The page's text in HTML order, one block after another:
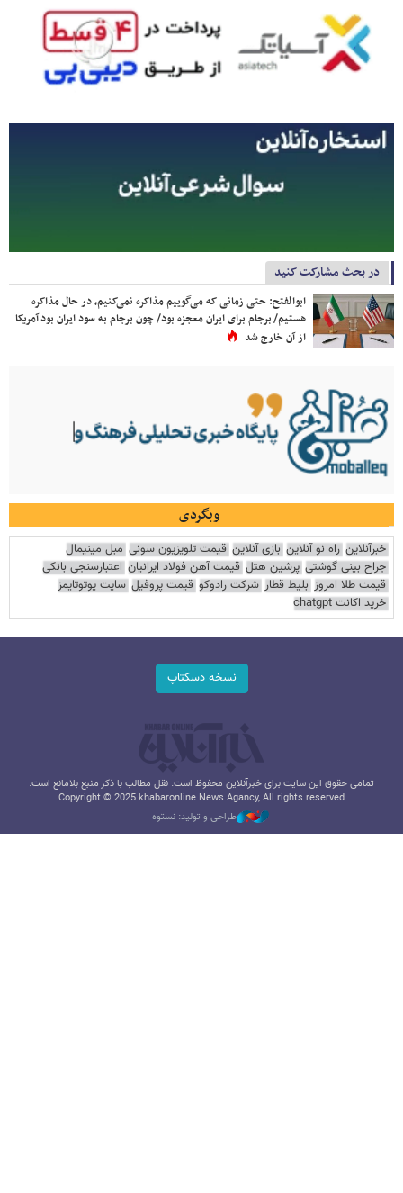
در بحث مشارکت کنید
ابوالفتح: حتی زمانی که می‌گوییم مذاکره نمی‌کنیم، در حال مذاکره
هستیم/ برجام برای ایران معجزه بود/ چون برجام به سود ایران بود آمریکا
از آن خارج شد
وبگردی
خبرآنلاین راه نو آنلاین بازی آنلاین قیمت تلویزیون سونی مبل مینیمال
جراح بینی گوشتی پرشین هتل قیمت آهن فولاد ایرانیان اعتبارسنجی بانکی
قیمت طلا امروز بلیط قطار شرکت رادوکو قیمت پروفیل سایت یوتوتایمز
خرید اکانت chatgpt
نسخه دسکتاپ
تمامی حقوق این سایت برای خبرآنلاین محفوظ است. نقل مطالب با ذکر منبع بلامانع است.
Copyright © 2025 khabaronline News Agancy, All rights reserved
طراحی و تولید: نستوه